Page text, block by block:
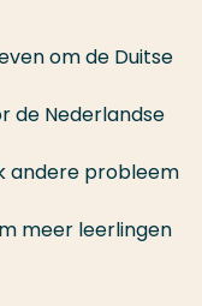
om de Duitse
de Nederlandse
andere probleem
meer leerlingen